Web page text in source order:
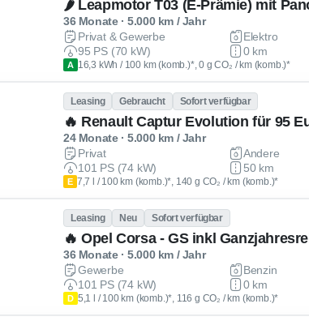
🌶 Leapmotor T03 (E-Prämie) mit
36 Monate · 5.000 km / Jahr
Privat & Gewerbe
Elektro
95 PS (70 kW)
0 km
A 16,3 kWh / 100 km (komb.)*, 0 g CO₂ / km (komb.)*
Leasing Gebraucht Sofort verfügbar
🔥 Renault Captur Evolution für 95
24 Monate · 5.000 km / Jahr
Privat
Andere
101 PS (74 kW)
50 km
E 7,7 l / 100 km (komb.)*, 140 g CO₂ / km (komb.)*
Leasing Neu Sofort verfügbar
🔥 Opel Corsa - GS inkl
36 Monate · 5.000 km / Jahr
Gewerbe
Benzin
101 PS (74 kW)
0 km
D 5,1 l / 100 km (komb.)*, 116 g CO₂ / km (komb.)*